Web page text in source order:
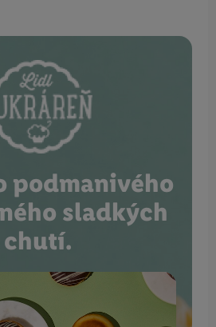
podmanivého
sladkých
chutí.